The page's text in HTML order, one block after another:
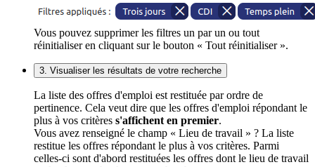
Vous pouvez supprimer les filtres un par un ou tout
réinitialiser en cliquant sur le bouton « Tout réinitialiser ».
3. Visualiser les résultats de votre recherche
La liste des offres d'emploi est restituée par ordre de
pertinence. Cela veut dire que les offres d'emploi répondant le
plus à vos critères s'affichent en premier.
Vous avez renseigné le champ « Lieu de travail » ? La liste
restitue les offres répondant le plus à vos critères. Parmi
celles-ci sont d'abord restituées les offres dont le lieu de travail